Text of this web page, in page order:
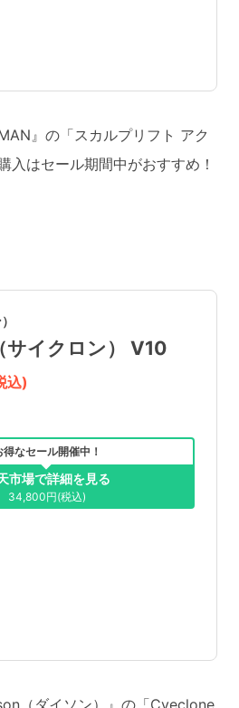
』の「スカルプリフト アク
はセール期間中がおすすめ！
イクロン） V10
込)
得なセール開催中！
市場で詳細を見る
34,800円(税込)